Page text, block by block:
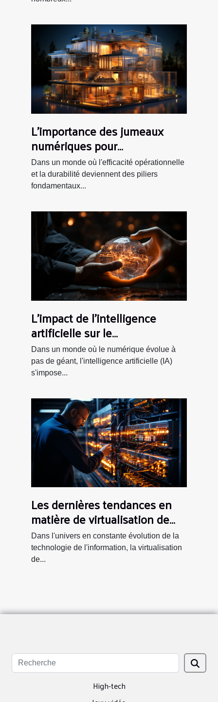
L'importance des jumeaux
numériques pour
l'optimisation de la gestion
immobilière
Dans un monde où l'efficacité opérationnelle
et la durabilité deviennent des piliers
fondamentaux...
L'impact de l'intelligence
artificielle sur le
développement web moderne
Dans un monde où le numérique évolue à
pas de géant, l'intelligence artificielle (IA)
s'impose...
Les dernières tendances en
matière de virtualisation de
serveurs et leurs avantages
pour les PME
Dans l'univers en constante évolution de la
technologie de l'information, la virtualisation
de...
High-tech